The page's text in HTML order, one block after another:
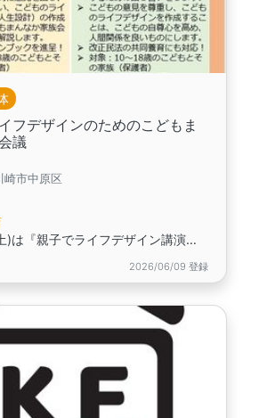
フデザインのためのこどもま
議
崎市中原区
2026.6.20(土)は『親子でライフデザイン講演会』（学習編）を開催します。,2026.7.11(土)はこどもまんなか家族会議（実践編）を開催します。
2026/06/09 登録